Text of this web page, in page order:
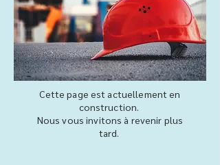
Cette page est actuellement en
construction.
Nous vous invitons à revenir plus
tard.